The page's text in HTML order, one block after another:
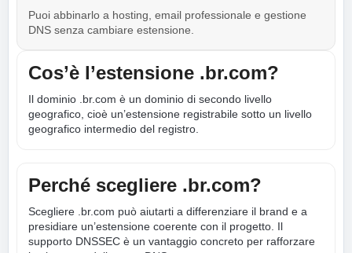
Puoi abbinarlo a hosting, email professionale e gestione
DNS senza cambiare estensione.
Cos’è l’estensione .br.com?
Il dominio .br.com è un dominio di secondo livello
geografico, cioè un’estensione registrabile sotto un livello
geografico intermedio del registro.
Perché scegliere .br.com?
Scegliere .br.com può aiutarti a differenziare il brand e a
presidiare un’estensione coerente con il progetto. Il
supporto DNSSEC è un vantaggio concreto per rafforzare